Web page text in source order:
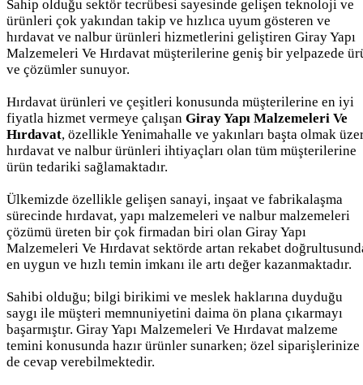
Sahip olduğu sektör tecrübesi sayesinde gelişen teknoloji ve
ürünleri çok yakından takip ve hızlıca uyum gösteren ve
hırdavat ve nalbur ürünleri hizmetlerini geliştiren Giray Yapı
Malzemeleri Ve Hırdavat müşterilerine geniş bir yelpazede
ve çözümler sunuyor.
Hırdavat ürünleri ve çeşitleri konusunda müşterilerine en iyi
fiyatla hizmet vermeye çalışan Giray Yapı Malzemeleri Ve
Hırdavat, özellikle Yenimahalle ve yakınları başta olmak
hırdavat ve nalbur ürünleri ihtiyaçları olan tüm müşterilerine
ürün tedariki sağlamaktadır.
Ülkemizde özellikle gelişen sanayi, inşaat ve fabrikalaşma
sürecinde hırdavat, yapı malzemeleri ve nalbur malzemeleri
çözümü üreten bir çok firmadan biri olan Giray Yapı
Malzemeleri Ve Hırdavat sektörde artan rekabet
en uygun ve hızlı temin imkanı ile artı değer kazanmaktadır.
Sahibi olduğu; bilgi birikimi ve meslek haklarına duyduğu
saygı ile müşteri memnuniyetini daima ön plana çıkarmayı
başarmıştır. Giray Yapı Malzemeleri Ve Hırdavat malzeme
temini konusunda hazır ürünler sunarken; özel siparişlerinize
de cevap verebilmektedir.